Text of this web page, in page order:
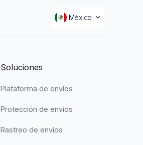
México
Soluciones
Plataforma de envíos
Protección de envíos
Rastreo de envíos